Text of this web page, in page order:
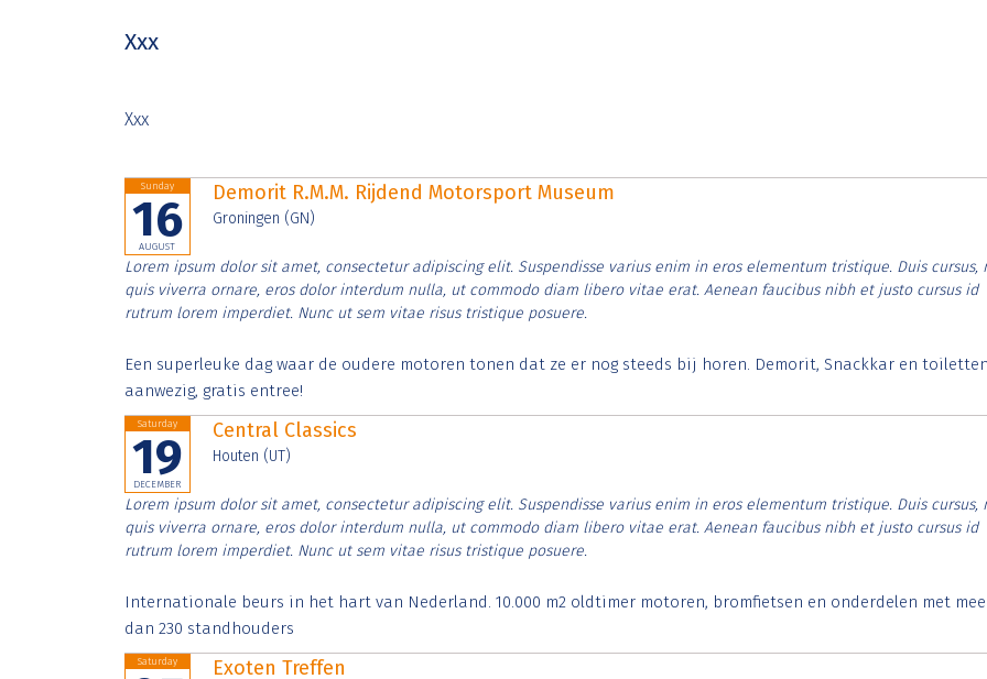
Xxx
Xxx
Sunday
16
AUGUST
Demorit R.M.M. Rijdend Motorsport Museum
Groningen (GN)
Lorem ipsum dolor sit amet, consectetur adipiscing elit. Suspendisse varius enim in eros elementum tristique. Duis cursus,
quis viverra ornare, eros dolor interdum nulla, ut commodo diam libero vitae erat. Aenean faucibus nibh et justo cursus id
rutrum lorem imperdiet. Nunc ut sem vitae risus tristique posuere.
Een superleuke dag waar de oudere motoren tonen dat ze er nog steeds bij horen. Demorit, Snackkar en
aanwezig, gratis entree!
Saturday
19
DECEMBER
Central Classics
Houten (UT)
Lorem ipsum dolor sit amet, consectetur adipiscing elit. Suspendisse varius enim in eros elementum tristique. Duis cursus,
quis viverra ornare, eros dolor interdum nulla, ut commodo diam libero vitae erat. Aenean faucibus nibh et justo cursus id
rutrum lorem imperdiet. Nunc ut sem vitae risus tristique posuere.
Internationale beurs in het hart van Nederland. 10.000 m2 oldtimer motoren, bromfietsen en onderdelen met
dan 230 standhouders
Saturday Exoten Treffen